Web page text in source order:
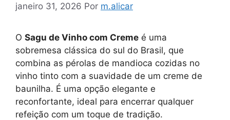
janeiro 31, 2026 Por m.alicar
O Sagu de Vinho com Creme é uma
sobremesa clássica do sul do Brasil, que
combina as pérolas de mandioca cozidas no
vinho tinto com a suavidade de um creme de
baunilha. É uma opção elegante e
reconfortante, ideal para encerrar qualquer
refeição com um toque de tradição.